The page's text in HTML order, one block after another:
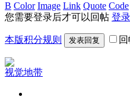
B Color Image Link Quote Code
您需要登录后才可以回帖 登录
本版积分规则 发表回复
视觉地带